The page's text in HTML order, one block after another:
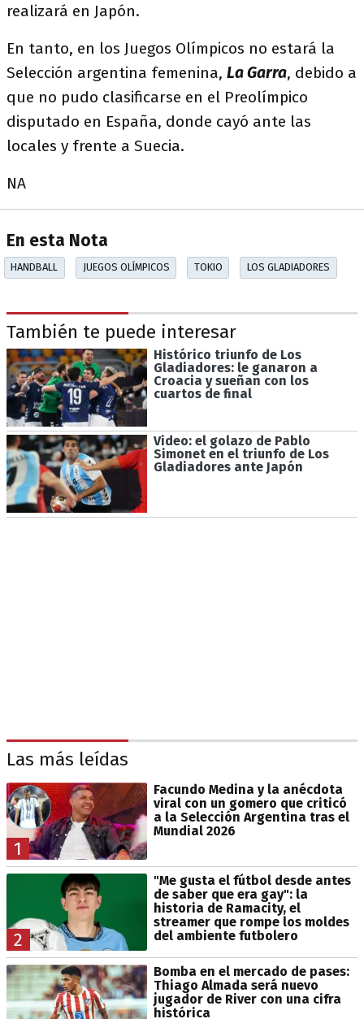
realizará en Japón.
En tanto, en los Juegos Olímpicos no estará la
Selección argentina femenina, La Garra, debido a
que no pudo clasificarse en el Preolímpico
disputado en España, donde cayó ante las
locales y frente a Suecia.
NA
En esta Nota
HANDBALL JUEGOS OLÍMPICOS TOKIO LOS GLADIADORES
También te puede interesar
Histórico triunfo de Los
Gladiadores: le ganaron a
Croacia y sueñan con los
cuartos de final
Video: el golazo de Pablo
Simonet en el triunfo de Los
Gladiadores ante Japón
Las más leídas
1
Facundo Medina y la anécdota
viral con un gomero que criticó
a la Selección Argentina tras el
Mundial 2026
2
"Me gusta el fútbol desde antes
de saber que era gay": la
historia de Ramacity, el
streamer que rompe los moldes
del ambiente futbolero
Bomba en el mercado de pases:
Thiago Almada será nuevo
jugador de River con una cifra
histórica